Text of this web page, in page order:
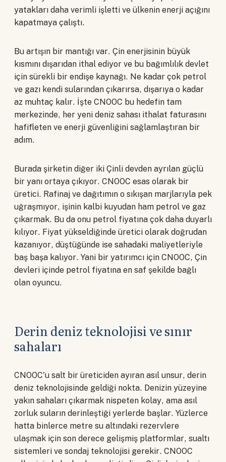
yatakları daha verimli işletti ve ülkenin enerji açığını
kapatmaya çalıştı.
Bu artışın bir mantığı var. Çin enerjisinin büyük
kısmını dışarıdan ithal ediyor ve bu bağımlılık devlet
için sürekli bir endişe kaynağı. Ne kadar çok petrol
ve gazı kendi sularından çıkarırsa, dışarıya o kadar
az muhtaç kalır. İşte CNOOC bu hedefin tam
merkezinde, her yeni deniz sahası ithalat faturasını
hafifleten ve enerji güvenliğini sağlamlaştıran bir
adım.
Burada şirketin diğer iki Çinli devden ayrılan güçlü
bir yanı ortaya çıkıyor. CNOOC esas olarak bir
üretici. Rafinaj ve dağıtımın o sıkışan marjlarıyla pek
uğraşmıyor, işinin kalbi kuyudan ham petrol ve gaz
çıkarmak. Bu da onu petrol fiyatına çok daha duyarlı
kılıyor. Fiyat yükseldiğinde üretici olarak doğrudan
kazanıyor, düştüğünde ise sahadaki maliyetleriyle
baş başa kalıyor. Yani bir yatırımcı için CNOOC, Çin
devleri içinde petrol fiyatına en saf şekilde bağlı
olan oyuncu.
Derin deniz teknolojisi ve sınır
sahaları
CNOOC'u salt bir üreticiden ayıran asıl unsur, derin
deniz teknolojisinde geldiği nokta. Denizin yüzeyine
yakın sahaları çıkarmak nispeten kolay, ama asıl
zorluk suların derinleştiği yerlerde başlar. Yüzlerce
hatta binlerce metre su altındaki rezervlere
ulaşmak için son derece gelişmiş platformlar, sualtı
sistemleri ve sondaj teknolojisi gerekir. CNOOC